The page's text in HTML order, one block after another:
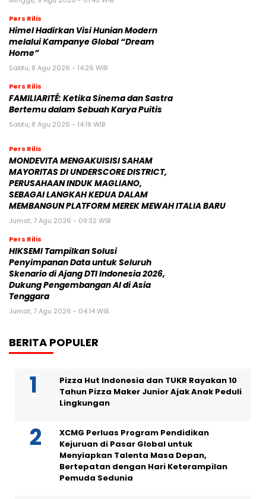
Pers Rilis
Himel Hadirkan Visi Hunian Modern
melalui Kampanye Global “Dream
Home”
Sabtu, 8 Agu 2026 - 14:26 WIB
Pers Rilis
FAMILIARITÉ: Ketika Sinema dan Sastra
Bertemu dalam Sebuah Karya Puitis
Sabtu, 8 Agu 2026 - 14:19 WIB
Pers Rilis
MONDEVITA MENGAKUISISI SAHAM
MAYORITAS DI UNDERSCORE DISTRICT,
PERUSAHAAN INDUK MAGLIANO,
SEBAGAI LANGKAH KEDUA DALAM
MEMBANGUN PLATFORM MEREK MEWAH ITALIA BARU
Jumat, 7 Agu 2026 - 09:32 WIB
Pers Rilis
HIKSEMI Tampilkan Solusi
Penyimpanan Data untuk Seluruh
Skenario di Ajang DTI Indonesia 2026,
Dukung Pengembangan AI di Asia
Tenggara
Jumat, 7 Agu 2026 - 04:14 WIB
BERITA POPULER
Pizza Hut Indonesia dan TUKR Rayakan 10
Tahun Pizza Maker Junior Ajak Anak Peduli
Lingkungan
XCMG Perluas Program Pendidikan
Kejuruan di Pasar Global untuk
Menyiapkan Talenta Masa Depan,
Bertepatan dengan Hari Keterampilan
Pemuda Sedunia